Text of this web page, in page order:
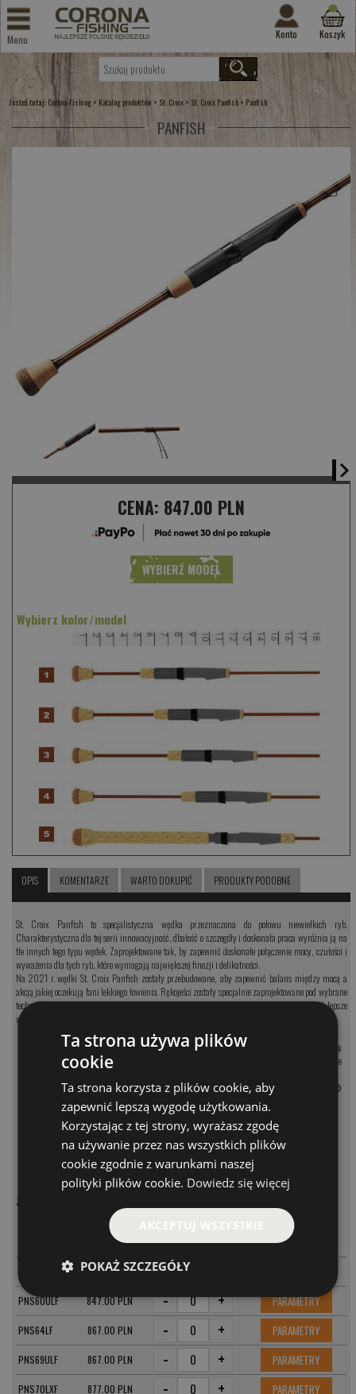
Menu Konto Koszyk
Jesteś tutaj: Corona-Fishing > Katalog produktów > St. Croix > St. Croix Panfish > Panfish
PANFISH
CENA: 847.00 PLN
WYBIERZ MODEL
Wybierz kolor/model
OPIS KOMENTARZE WARTO DOKUPIĆ PRODUKTY PODOBNE
St. Croix Panfish to specjalistyczna wędka przeznaczona do połowu niewielkich ryb.
Charakterystyczna dla tej serii innowacyjność, dbałość o szczegóły i doskonała praca wyróżnia ją na
tle innych tego typu wędek. Zaprojektowane tak, by zapewnić doskonałe połączenie mocy, czułości i
wyważenia dla tych ryb, które wymagają największej finezji i delikatności.
Na 2021 r. wędki St. Croix Panfish zostały przebudowane, aby zapewnić balans między mocą a
akcją jakiej oczekują fani lekkiego łowienia. Rękojeści zostały specjalnie zaprojektowane pod wybrane
techniki łowienia, i świetnie współgrają z modelami wędek zbudowanymi tak, by osiągnąć lepsze
wyważenie i większą czułość.
Wędki St. Croix Panfish zbudowane są z
nowej wersji włókna węglowego
mniejszą wagę.
Zaprojektowana specjalnie do połowu
drobnych ryb.
5-letnia gwarancja wspierana przez St. Croix
Superstar Service.
Zaprojektowana w USA, wykonana ręcznie w
• Przelotki Sea Guide
Atlas
z pierścieniami i ramkami ze
• Uchwyt na kołowrotek Sea Guide®
NPS
dla doskonałej czułości i komfortu.
•Rękojeść z korka klasy premium.
• Dwie warstwy lakieru Flex Coat.
Zastosowane technologie:
CENA
847.00 PLN - + PARAMETRY
847.00 PLN -
PNS60ULF 847.00 PLN - + PARAMETRY
PNS64LF 867.00 PLN - + PARAMETRY
PNS69ULF 867.00 PLN - + PARAMETRY
PNS70LXF 877.00 PLN - + PARAMETRY
Ta strona używa plików
cookie
Ta strona korzysta z plików cookie, aby
zapewnić lepszą wygodę użytkowania.
Korzystając z tej strony, wyrażasz zgodę
na używanie przez nas wszystkich plików
cookie zgodnie z warunkami naszej
polityki plików cookie. Dowiedz się więcej
AKCEPTUJ WSZYSTKIE
POKAŻ SZCZEGÓŁY